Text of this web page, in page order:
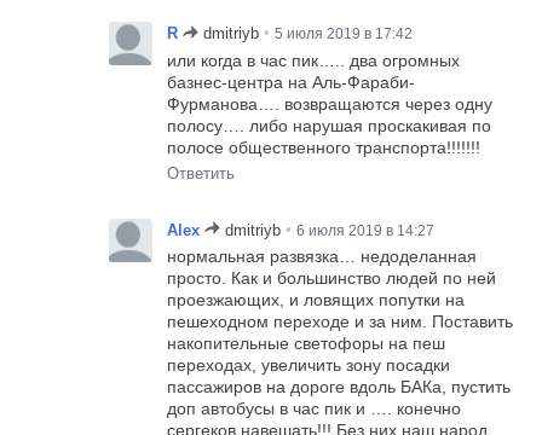
R dmitriyb • 5 июля 2019 в 17:42
или когда в час пик….. два огромных
базнес-центра на Аль-Фараби-
Фурманова…. возвращаются через одну
полосу…. либо нарушая проскакивая по
полосе общественного транспорта!!!!!!!
Ответить
Alex dmitriyb • 6 июля 2019 в 14:27
нормальная развязка… недоделанная
просто. Как и большинство людей по ней
проезжающих, и ловящих попутки на
пешеходном переходе и за ним. Поставить
накопительные светофоры на пеш
переходах, увеличить зону посадки
пассажиров на дороге вдоль БАКа, пустить
доп автобусы в час пик и …. конечно
сергеков навешать!!! Без них наш народ